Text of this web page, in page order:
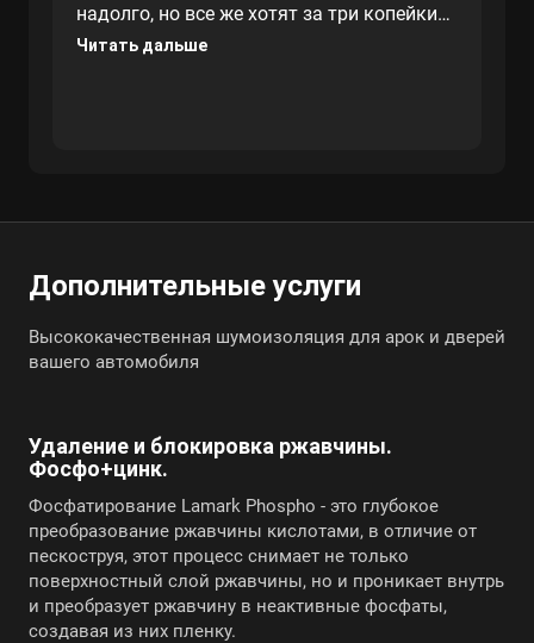
надолго, но все же хотят за три копейки
сделать, как в негативных отзывах ниже,
Читать дальше
Дополнительные услуги
Высококачественная шумоизоляция для арок и дверей
вашего автомобиля
Удаление и блокировка ржавчины.
Фосфо+цинк.
Фосфатирование Lamark Phospho - это глубокое
преобразование ржавчины кислотами, в отличие от
пескоструя, этот процесс снимает не только
поверхностный слой ржавчины, но и проникает внутрь
и преобразует ржавчину в неактивные фосфаты,
создавая из них пленку.